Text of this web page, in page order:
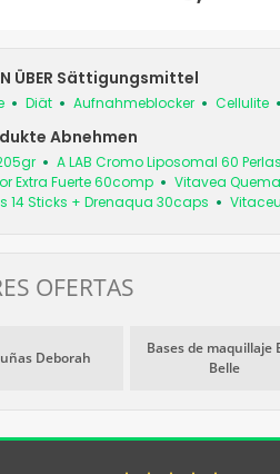
ÜBER Sättigungsmittel
Diät Aufnahmeblocker Cellulite
Abnehmen
A LAB Cromo Liposomal 60 Perlas
Extra Fuerte 60comp
Vitavea
14 Sticks + Drenaqua 30caps
OFERTAS
Deborah
Bases de maquillaje
Belle